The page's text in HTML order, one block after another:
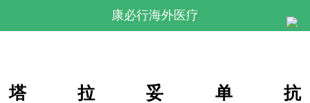
康必行海外医疗
塔拉妥单抗